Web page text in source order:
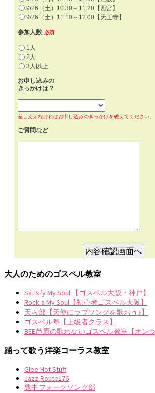
大人のためのゴスペル教室
Satisfy My Soul 【ゴスペル大阪・神戸】
Rock-a My Soul【初心者ゴスペル大阪】
天ら部【天使にラブソングを歌おう♪】
ゴスペル塾【上級者クラス】
BEE芦原の歌わないゴスペル教室【オンラ
踊って歌う洋楽コーラス教室
Glee Hot Stuff
Jazz Route176
豊中フォークソング部